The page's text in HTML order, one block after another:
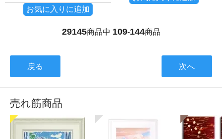
お気に入りに追加
29145商品中 109-144商品
戻る 次へ
売れ筋商品